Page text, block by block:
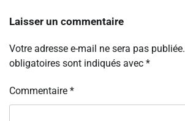
Laisser un commentaire
Votre adresse e-mail ne sera pas publiée.
obligatoires sont indiqués avec *
Commentaire *